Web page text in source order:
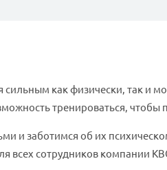
сильным как физически, так и
тренироваться, чтобы
и заботимся об их
всех сотрудников компании